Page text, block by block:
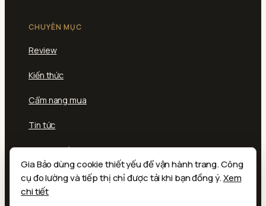
CHUYÊN MỤC
Review
Kiến thức
Cẩm nang mua
Tin tức
Thương hiệu
GIA BẢO
Gia Bảo dùng cookie thiết yếu để vận hành trang. Công
cụ đo lường và tiếp thị chỉ được tải khi bạn đồng ý.Xem
chi tiết